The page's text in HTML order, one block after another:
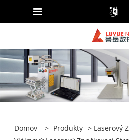
Domov > Produkty > Laserový